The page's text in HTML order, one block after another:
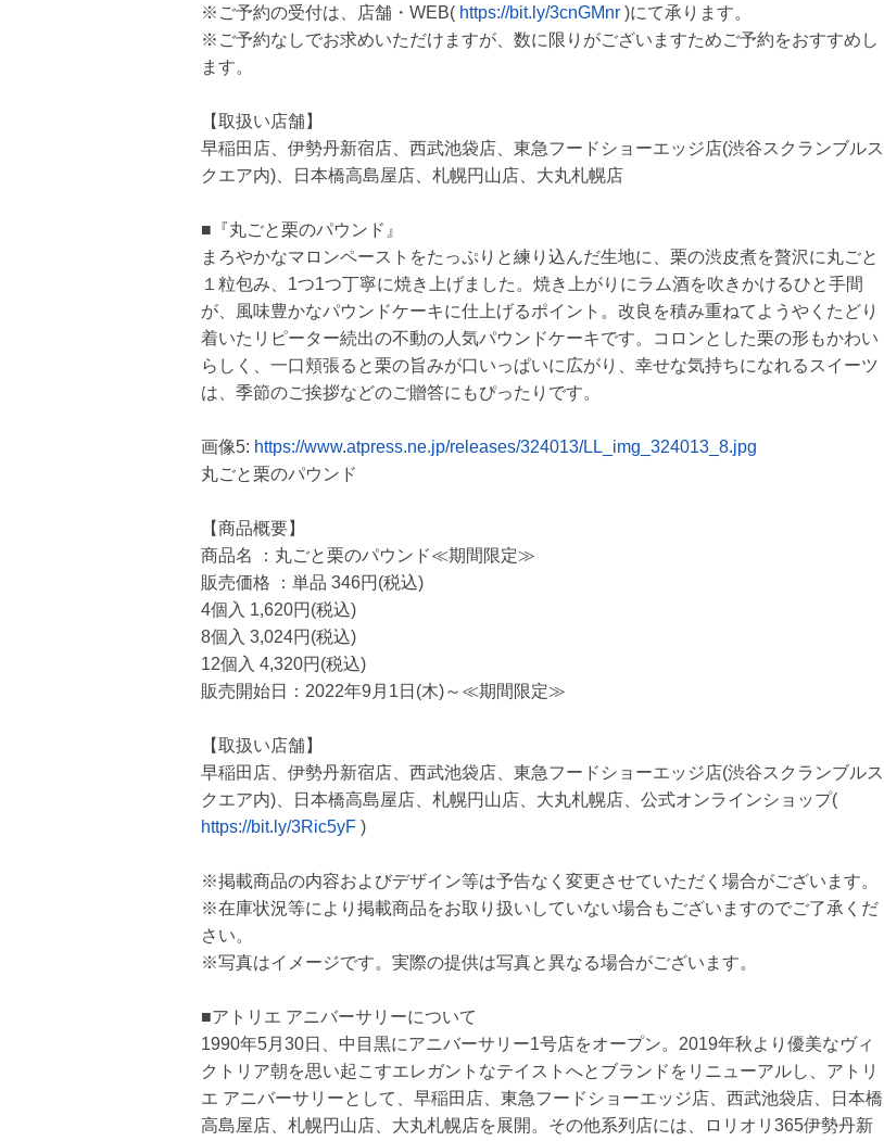
※ご予約の受付は、店舗・WEB( https://bit.ly/3cnGMnr )にて承ります。
※ご予約なしでお求めいただけますが、数に限りがございますためご予約をおすすめし
ます。
【取扱い店舗】
早稲田店、伊勢丹新宿店、西武池袋店、東急フードショーエッジ店(渋谷スクランブルス
クエア内)、日本橋高島屋店、札幌円山店、大丸札幌店
■『丸ごと栗のパウンド』
まろやかなマロンペーストをたっぷりと練り込んだ生地に、栗の渋皮煮を贅沢に丸ごと
１粒包み、1つ1つ丁寧に焼き上げました。焼き上がりにラム酒を吹きかけるひと手間
が、風味豊かなパウンドケーキに仕上げるポイント。改良を積み重ねてようやくたどり
着いたリピーター続出の不動の人気パウンドケーキです。コロンとした栗の形もかわい
らしく、一口頬張ると栗の旨みが口いっぱいに広がり、幸せな気持ちになれるスイーツ
は、季節のご挨拶などのご贈答にもぴったりです。
画像5: https://www.atpress.ne.jp/releases/324013/LL_img_324013_8.jpg
丸ごと栗のパウンド
【商品概要】
商品名 ：丸ごと栗のパウンド≪期間限定≫
販売価格 ：単品 346円(税込)
4個入 1,620円(税込)
8個入 3,024円(税込)
12個入 4,320円(税込)
販売開始日：2022年9月1日(木)～≪期間限定≫
【取扱い店舗】
早稲田店、伊勢丹新宿店、西武池袋店、東急フードショーエッジ店(渋谷スクランブルス
クエア内)、日本橋高島屋店、札幌円山店、大丸札幌店、公式オンラインショップ(
https://bit.ly/3Ric5yF )
※掲載商品の内容およびデザイン等は予告なく変更させていただく場合がございます。
※在庫状況等により掲載商品をお取り扱いしていない場合もございますのでご了承くだ
さい。
※写真はイメージです。実際の提供は写真と異なる場合がございます。
■アトリエ アニバーサリーについて
1990年5月30日、中目黒にアニバーサリー1号店をオープン。2019年秋より優美なヴィ
クトリア朝を思い起こすエレガントなテイストへとブランドをリニューアルし、アトリ
エ アニバーサリーとして、早稲田店、東急フードショーエッジ店、西武池袋店、日本橋
高島屋店、札幌円山店、大丸札幌店を展開。その他系列店には、ロリオリ365伊勢丹新